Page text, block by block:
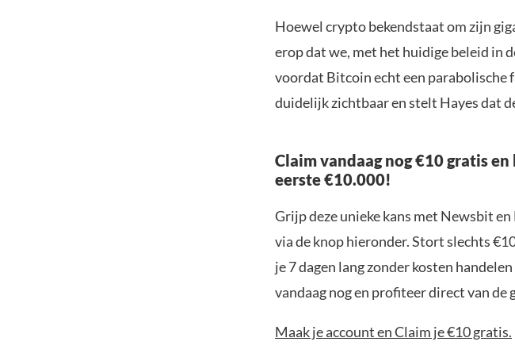
Hoewel crypto bekendstaat om zijn
erop dat we, met het huidige beleid in
voordat Bitcoin echt een parabolische
duidelijk zichtbaar en stelt Hayes dat
Claim vandaag nog €10 gratis
eerste €10.000!
Grijp deze unieke kans met Newsbit
via de knop hieronder. Stort slechts
je 7 dagen lang zonder kosten
vandaag nog en profiteer direct van
Maak je account en Claim je €10 gratis.